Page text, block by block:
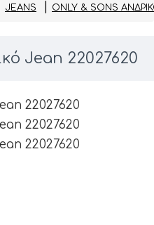
JEANS ONLY & SONS
Jean 22027620